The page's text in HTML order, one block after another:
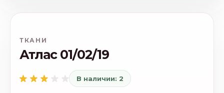
ТКАНИ
Атлас 01/02/19
В наличии: 2